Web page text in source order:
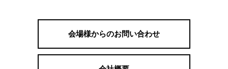
会場様からのお問い合わせ